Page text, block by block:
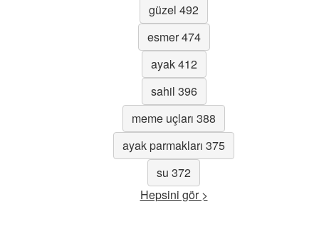
güzel 492
esmer 474
ayak 412
sahil 396
meme uçları 388
ayak parmakları 375
su 372
Hepsini gör >